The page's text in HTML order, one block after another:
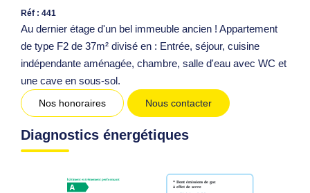
Réf : 441
Au dernier étage d'un bel immeuble ancien ! Appartement
de type F2 de 37m² divisé en : Entrée, séjour, cuisine
indépendante aménagée, chambre, salle d'eau avec WC et
une cave en sous-sol.
Nos honoraires Nous contacter
Diagnostics énergétiques